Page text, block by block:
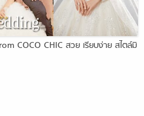
COCO CHIC สวย เรียบง่าย สไตล์มิ